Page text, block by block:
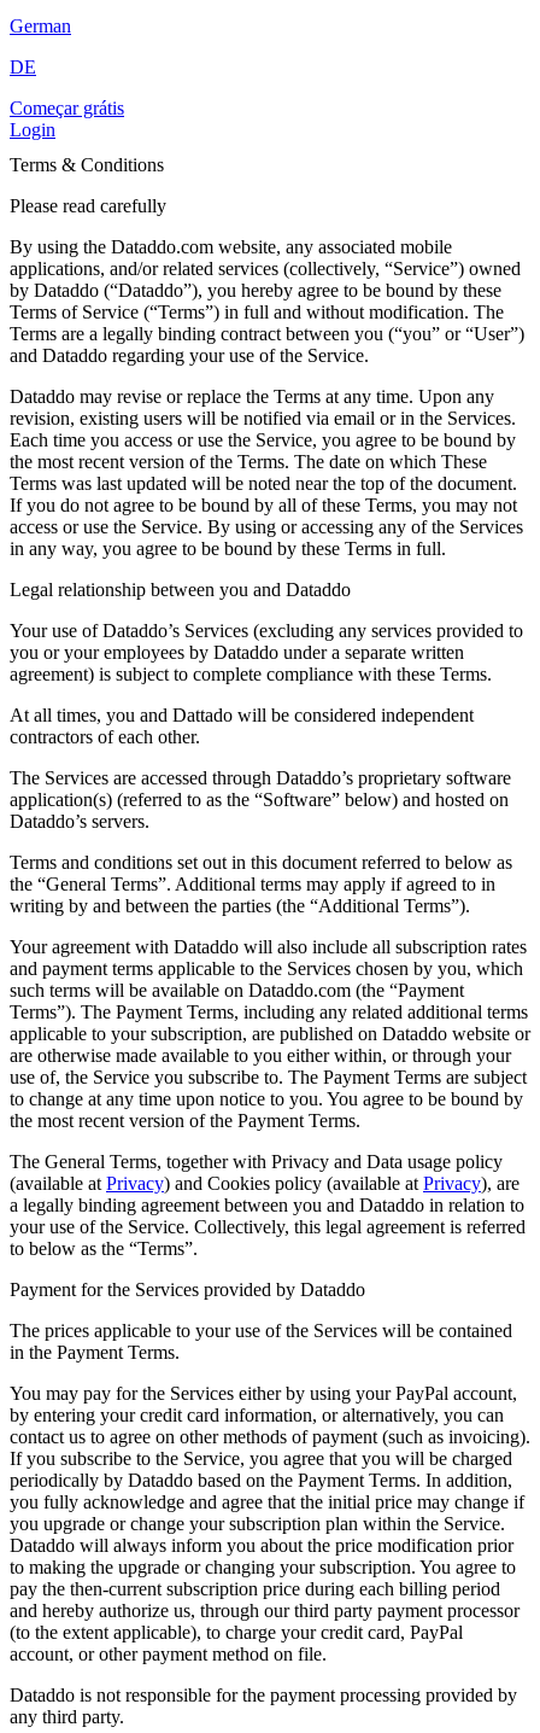
German
DE
Começar grátis
Login
Terms & Conditions
Please read carefully
By using the Dataddo.com website, any associated mobile
applications, and/or related services (collectively, “Service”) owned
by Dataddo (“Dataddo”), you hereby agree to be bound by these
Terms of Service (“Terms”) in full and without modification. The
Terms are a legally binding contract between you (“you” or “User”)
and Dataddo regarding your use of the Service.
Dataddo may revise or replace the Terms at any time. Upon any
revision, existing users will be notified via email or in the Services.
Each time you access or use the Service, you agree to be bound by
the most recent version of the Terms. The date on which These
Terms was last updated will be noted near the top of the document.
If you do not agree to be bound by all of these Terms, you may not
access or use the Service. By using or accessing any of the Services
in any way, you agree to be bound by these Terms in full.
Legal relationship between you and Dataddo
Your use of Dataddo’s Services (excluding any services provided to
you or your employees by Dataddo under a separate written
agreement) is subject to complete compliance with these Terms.
At all times, you and Dattado will be considered independent
contractors of each other.
The Services are accessed through Dataddo’s proprietary software
application(s) (referred to as the “Software” below) and hosted on
Dataddo’s servers.
Terms and conditions set out in this document referred to below as
the “General Terms”. Additional terms may apply if agreed to in
writing by and between the parties (the “Additional Terms”).
Your agreement with Dataddo will also include all subscription rates
and payment terms applicable to the Services chosen by you, which
such terms will be available on Dataddo.com (the “Payment
Terms”). The Payment Terms, including any related additional terms
applicable to your subscription, are published on Dataddo website or
are otherwise made available to you either within, or through your
use of, the Service you subscribe to. The Payment Terms are subject
to change at any time upon notice to you. You agree to be bound by
the most recent version of the Payment Terms.
The General Terms, together with Privacy and Data usage policy
(available at Privacy) and Cookies policy (available at Privacy), are
a legally binding agreement between you and Dataddo in relation to
your use of the Service. Collectively, this legal agreement is referred
to below as the “Terms”.
Payment for the Services provided by Dataddo
The prices applicable to your use of the Services will be contained
in the Payment Terms.
You may pay for the Services either by using your PayPal account,
by entering your credit card information, or alternatively, you can
contact us to agree on other methods of payment (such as invoicing).
If you subscribe to the Service, you agree that you will be charged
periodically by Dataddo based on the Payment Terms. In addition,
you fully acknowledge and agree that the initial price may change if
you upgrade or change your subscription plan within the Service.
Dataddo will always inform you about the price modification prior
to making the upgrade or changing your subscription. You agree to
pay the then-current subscription price during each billing period
and hereby authorize us, through our third party payment processor
(to the extent applicable), to charge your credit card, PayPal
account, or other payment method on file.
Dataddo is not responsible for the payment processing provided by
any third party.